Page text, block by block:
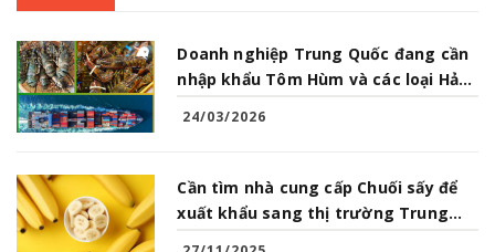
Doanh nghiệp Trung Quốc đang cần
nhập khẩu Tôm Hùm và các loại Hải
24/03/2026
Cần tìm nhà cung cấp Chuối sấy để
xuất khẩu sang thị trường Trung